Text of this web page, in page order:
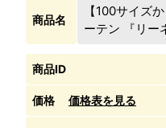
商品名
【100サイズ
ーテン 『リ
商品ID
価格 価格表を見る